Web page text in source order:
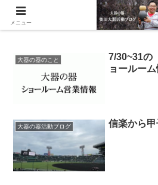
滋賀県の信楽で水琴窟や水鉢などの
大器の器のこと
7/30~31の
ョールー
大器の器活動ブログ 信楽から甲
メニュー